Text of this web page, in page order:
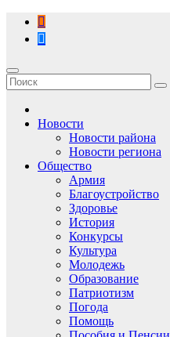
Перейти
содержимому
Новости
Новости района
Новости региона
Общество
Армия
Благоустройство
Здоровье
История
Конкурсы
Культура
Молодежь
Образование
Патриотизм
Погода
Помощь